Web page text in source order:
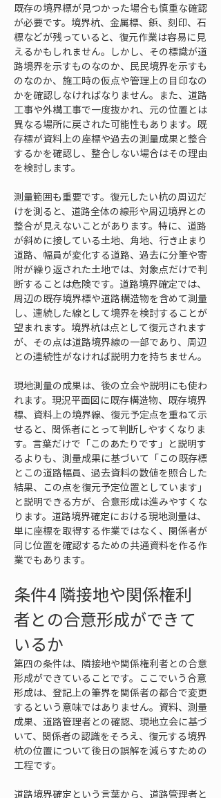
既存の境界標が見つかった場合も慎重な確認
が必要です。境界杭、金属標、鋲、刻印、石
標などが残っていると、復元作業は容易に見
えるかもしれません。しかし、その標識が道
路境界を示すものなのか、民民境界を示すも
のなのか、施工時の仮点や管理上の目印なの
かを確認しなければなりません。また、道路
工事や外構工事で一度抜かれ、元の位置とは
異なる場所に戻された可能性もあります。既
存標が資料上の座標や過去の測量成果と整合
するかを確認し、整合しない場合はその理由
を検討します。
測量範囲も重要です。復元したい杭の周辺だ
けを測ると、道路全体の線形や周辺境界との
整合が見えないことがあります。特に、道路
が斜めに接している土地、角地、行き止まり
道路、幅員が変化する道路、過去に分筆や寄
附が繰り返された土地では、対象点だけで判
断することは危険です。道路境界確定では、
周辺の既存境界標や道路構造物を含めて測量
し、連続した線として境界を検討することが
望まれます。境界杭は点として復元されます
が、その点は道路境界線の一部であり、周辺
との連続性がなければ説明力を持ちません。
現地測量の成果は、後の立会や説明にも使わ
れます。現況平面図に既存構造物、既存境界
標、資料上の境界線、復元予定点を重ねて示
せると、関係者にとって判断しやすくなりま
す。言葉だけで「このあたりです」と説明す
るよりも、測量成果に基づいて「この既存標
とこの道路幅員、過去資料の数値を照合した
結果、この点を復元予定位置としています」
と説明できる方が、合意形成は進みやすくな
ります。道路境界確定における現地測量は、
単に座標を取得する作業ではなく、関係者が
同じ位置を確認するための共通資料を作る作
業でもあります。
条件4 隣接地や関係権利
者との合意形成ができて
いるか
第四の条件は、隣接地や関係権利者との合意
形成ができていることです。ここでいう合意
形成は、登記上の筆界を関係者の都合で変更
するという意味ではありません。資料、測量
成果、道路管理者との確認、現地立会に基づ
いて、関係者の認識をそろえ、復元する境界
杭の位置について後日の誤解を減らすための
工程です。
道路境界確定という言葉から、道路管理者と